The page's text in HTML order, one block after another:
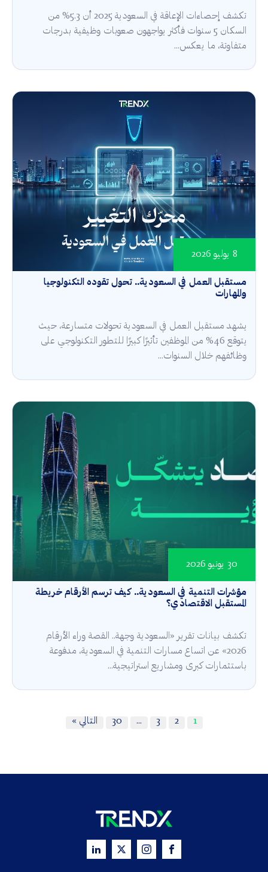
تكشف إحصاءات الإعاقة في السعودية 2025 أن 5.3% من
السكان 5 سنوات فأكثر يواجهون صعوبات وظيفية بدرجات
متفاوتة، ما يعكس...
مستقبل العمل في السعودية.. تحول تقوده التكنولوجيا
والمهارات
8 يوليو 2026
يشهد مستقبل العمل في السعودية تحولات متسارعة، حيث
يتوقع 46% من الموظفين تأثيرًا كبيرًا للتطور التكنولوجي على
وظائفهم خلال السنوات...
مؤشرات التنمية في السعودية.. كيف ترسم الأرقام خريطة
المستقبل الاقتصادي؟
30 يونيو 2026
تكشف بيانات تقرير «السعودية وجهة.. القصة وراء الأرقام
2026» عن اتساع مسارات التنمية في السعودية، مدفوعة
باستثمارات كبرى ومشاريع استراتيجية...
1
2
3
…
30 التالي »